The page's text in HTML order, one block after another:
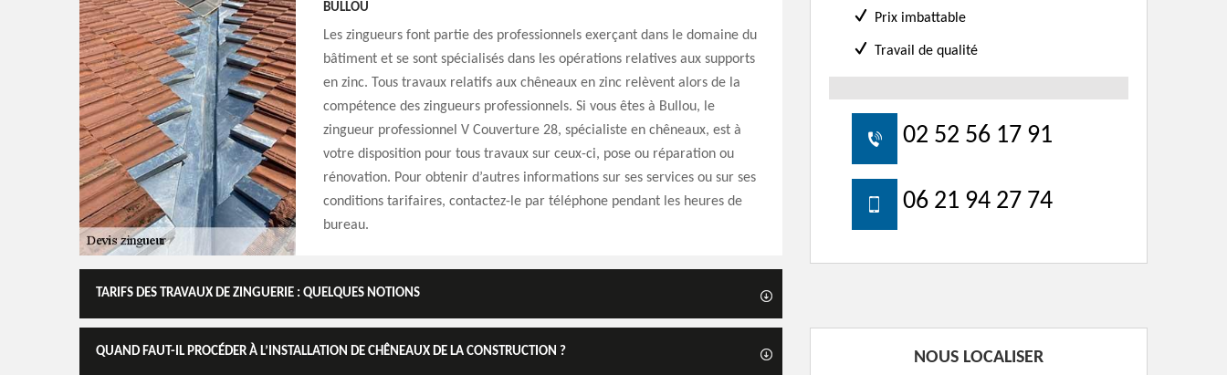
BULLOU
Les zingueurs font partie des professionnels exerçant dans le domaine du
bâtiment et se sont spécialisés dans les opérations relatives aux supports
en zinc. Tous travaux relatifs aux chêneaux en zinc relèvent alors de la
compétence des zingueurs professionnels. Si vous êtes à Bullou, le
zingueur professionnel V Couverture 28, spécialiste en chêneaux, est à
votre disposition pour tous travaux sur ceux-ci, pose ou réparation ou
rénovation. Pour obtenir d’autres informations sur ses services ou sur ses
conditions tarifaires, contactez-le par téléphone pendant les heures de
bureau.
TARIFS DES TRAVAUX DE ZINGUERIE : QUELQUES NOTIONS
QUAND FAUT-IL PROCÉDER À L’INSTALLATION DE CHÊNEAUX DE LA CONSTRUCTION ?
Prix imbattable
Travail de qualité
02 52 56 17 91
06 21 94 27 74
NOUS LOCALISER